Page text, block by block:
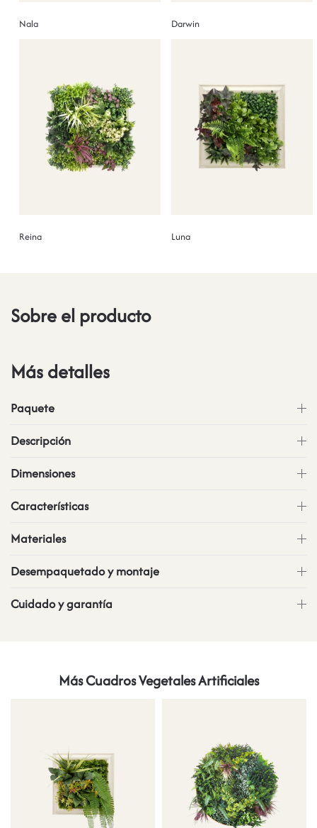
Nala Darwin
Reina Luna
Sobre el producto
Más detalles
Paquete
Descripción
Dimensiones
Características
Materiales
Desempaquetado y montaje
Cuidado y garantía
Más Cuadros Vegetales Artificiales